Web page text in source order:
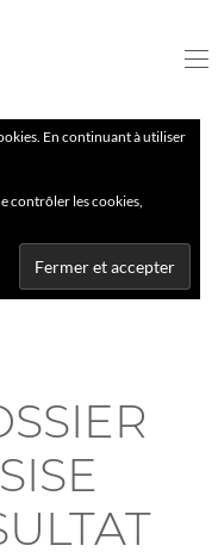
En continuant à utiliser
contrôler les cookies,